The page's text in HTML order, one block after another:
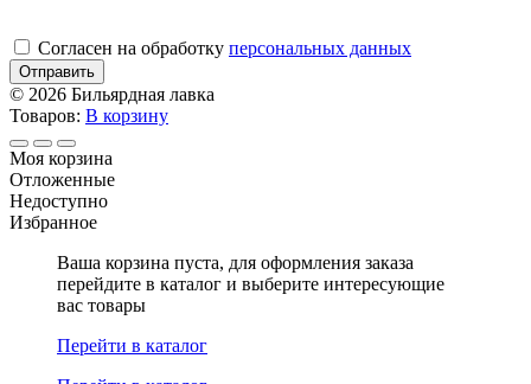
Cогласен на обработку персональных данных
Отправить
© 2026 Бильярдная лавка
Товаров: В корзину
Моя корзина
Отложенные
Недоступно
Избранное
Ваша корзина пуста, для оформления заказа
перейдите в каталог и выберите интересующие
вас товары
Перейти в каталог